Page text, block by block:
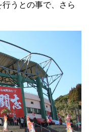
うとの事で、さら